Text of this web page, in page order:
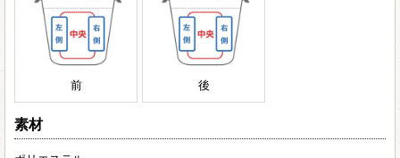
前 後
素材